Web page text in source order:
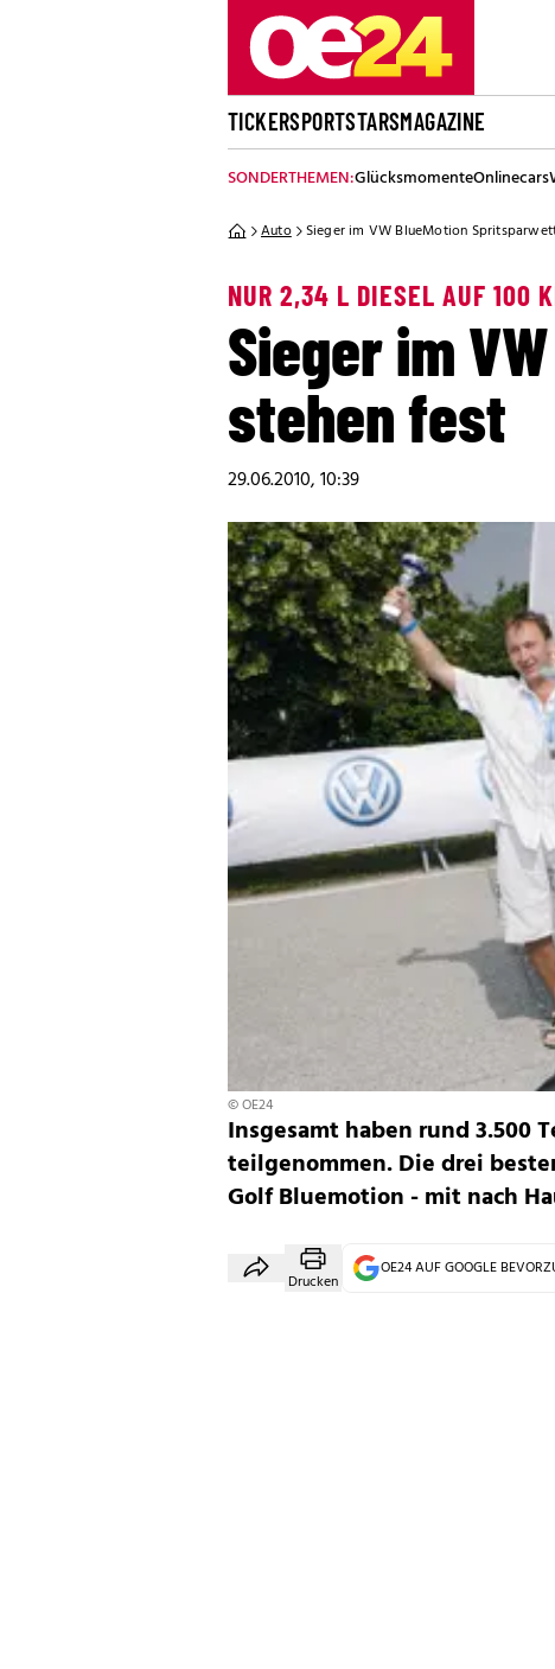
TICKERSPORTSTARSMAGAZINE
SONDERTHEMEN:GlücksmomenteOnlinecars
Auto Sieger im VW BlueMotion
NUR 2,34 L DIESEL AUF 100
Sieger im
stehen fest
29.06.2010, 10:39
© OE24
Insgesamt haben rund 3.500
teilgenommen. Die drei
Golf Bluemotion - mit nach
Drucken
OE24 AUF GOOGLE